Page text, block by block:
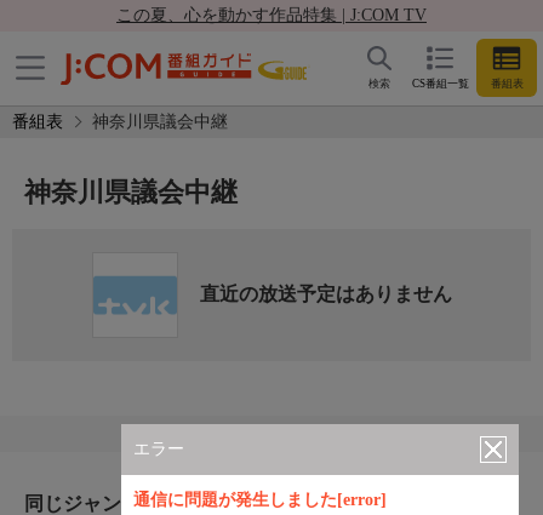
この夏、心を動かす作品特集 | J:COM TV
CS番組一覧 番組表
検索
番組表 神奈川県議会中継
エラー
通信に問題が発生しました[error]
神奈川県議会中継
直近の放送予定はありません
同じジャンルのおすすめ番組